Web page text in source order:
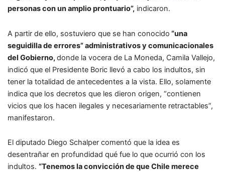
personas con un amplio prontuario”, indicaron.
A partir de ello, sostuviero que se han conocido “una
seguidilla de errores” administrativos y comunicacionales
del Gobierno, donde la vocera de La Moneda, Camila Vallejo,
indicó que el Presidente Boric llevó a cabo los indultos, sin
tener la totalidad de antecedentes a la vista. Ello, solamente
indica que los decretos que les dieron origen, “contienen
vicios que los hacen ilegales y necesariamente retractables”,
manifestaron.
El diputado Diego Schalper comentó que la idea es
desentrañar en profundidad qué fue lo que ocurrió con los
indultos. “Tenemos la convicción de que Chile merece